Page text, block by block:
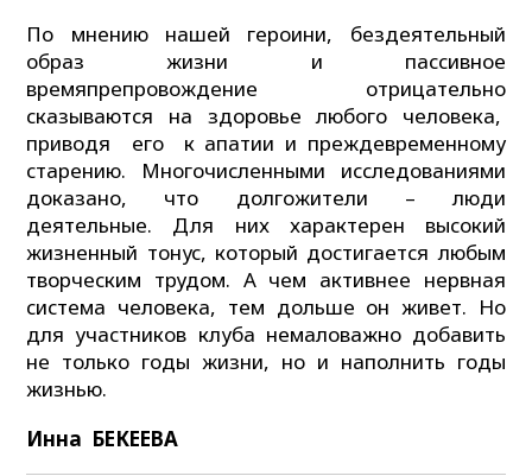
По мнению нашей героини, бездеятельный
образ жизни и пассивное
времяпрепровождение отрицательно
сказываются на здоровье любого человека,
приводя его к апатии и преждевременному
старению. Многочисленными исследованиями
доказано, что долгожители – люди
деятельные. Для них характерен высокий
жизненный тонус, который достигается любым
творческим трудом. А чем активнее нервная
система человека, тем дольше он живет. Но
для участников клуба немаловажно добавить
не только годы жизни, но и наполнить годы
жизнью.
Инна БЕКЕЕВА